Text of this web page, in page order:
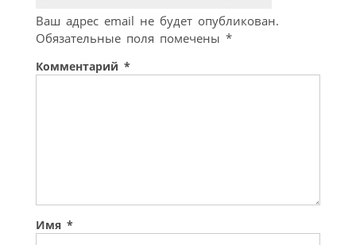
Ваш адрес email не будет опубликован.
Обязательные поля помечены *
Комментарий *
Имя *